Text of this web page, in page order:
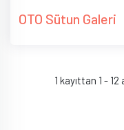
OTO Sütun Galeri
1 kayıttan 1 -